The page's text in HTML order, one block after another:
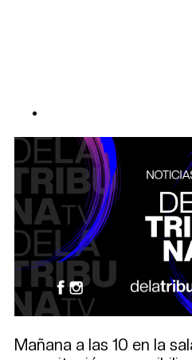
Mañana a las 10 en la